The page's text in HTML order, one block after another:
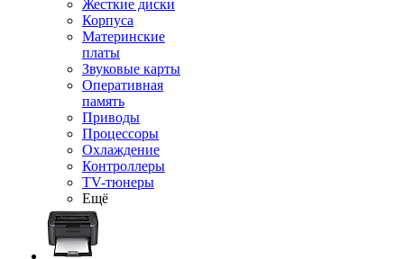
Жесткие диски
Корпуса
Материнские
платы
Звуковые карты
Оперативная
память
Приводы
Процессоры
Охлаждение
Контроллеры
TV-тюнеры
Ещё